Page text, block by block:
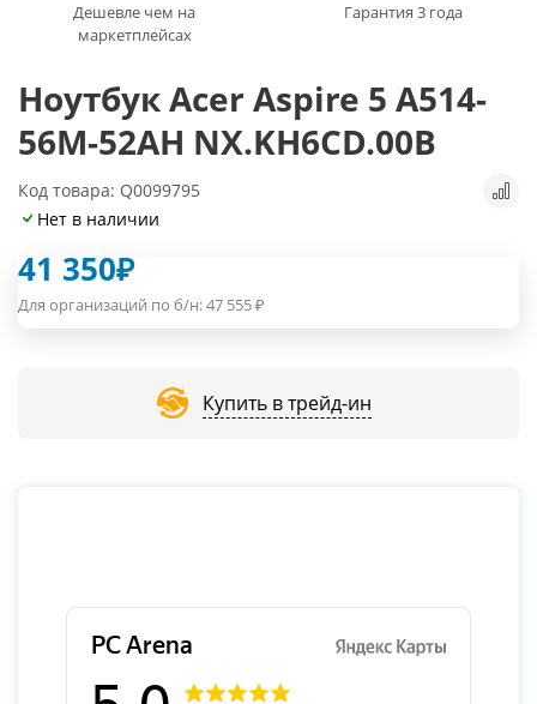
Дешевле чем на
маркетплейсах
Гарантия 3 года
Ноутбук Acer Aspire 5 A514-
56M-52AH NX.KH6CD.00B
Код товара: Q0099795
Нет в наличии
41 350₽
Для организаций по б/н:47 555₽
Купить в трейд-ин